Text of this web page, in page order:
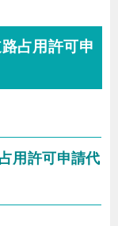
占用許可申
用許可申請代